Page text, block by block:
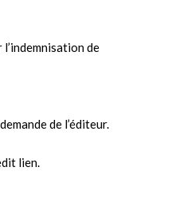
de
de l’éditeur.
lien.